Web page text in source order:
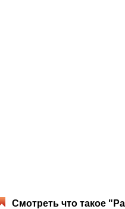
Смотреть что такое